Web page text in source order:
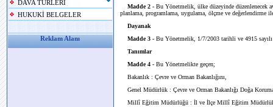
DAVA TÜRLERİ
HUKUKİ BELGELER
Reklam Alanı
Madde 2 - Bu Yönetmelik, ülke düzeyinde düzenlenecek
planlama, programlama, uygulama, ölçme ve değerlendirme
Dayanak
Madde 3 - Bu Yönetmelik, 1/7/2003 tarihli ve 4915 sayılı
Tanımlar
Madde 4 - Bu Yönetmelikte geçen;
Bakanlık : Çevre ve Orman Bakanlığını,
Genel Müdürlük : Çevre ve Orman Bakanlığı Doğa
Millî Eğitim Müdürlüğü : İl ve İlçe Millî Eğitim